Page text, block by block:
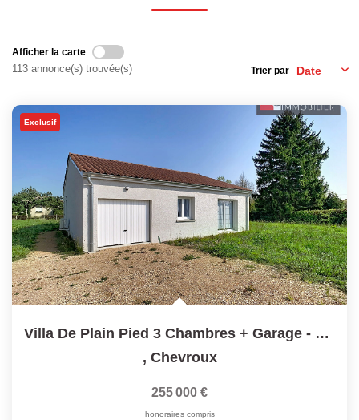
NOS AGENCES
Laurent Immobilier Tournus
Laurent Immobilier Pont De Vaux
Laurent Immobilier Chalon-Sur-Saone
Notre Équipe
Nous Rejoindre
Nos Actualités
CONTACT
Afficher la carte
113 annonce(s) trouvée(s) Trier par
Exclusif
Villa De Plain Pied 3 Chambres + Garage - 01190 CHEVROUX
, Chevroux
255 000 €
honoraires compris